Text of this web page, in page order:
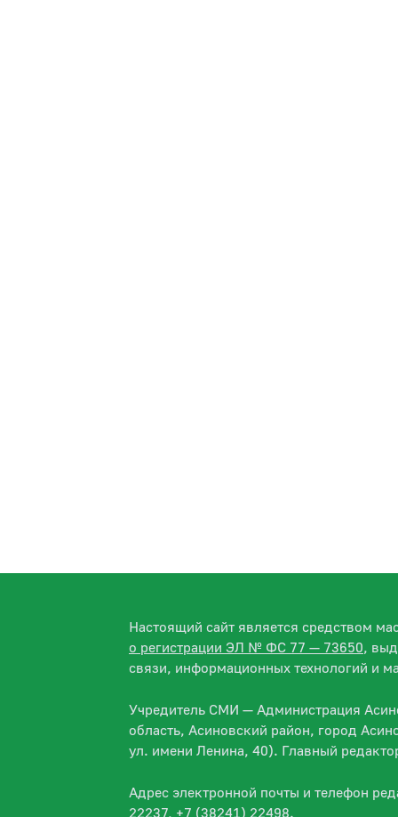
Настоящий сайт является средством
о регистрации ЭЛ № ФС 77 — 73650,
связи, информационных технологий и
Учредитель СМИ — Администрация
область, Асиновский район, город
ул. имени Ленина, 40). Главный
Адрес электронной почты и телефон
22237, +7 (38241) 22498.